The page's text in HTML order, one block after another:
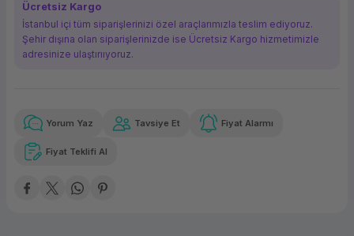
Ücretsiz Kargo
İstanbul içi tüm siparişlerinizi özel araçlarımızla teslim ediyoruz.
Şehir dışına olan siparişlerinizde ise Ücretsiz Kargo hizmetimizle
adresinize ulaştırııyoruz.
Güvenilir Alışveriş
Kolay iade imkanı
1.182,96 TL
Yorum Yaz Tavsiye Et Fiyat Alarmı
Fiyat Teklifi Al